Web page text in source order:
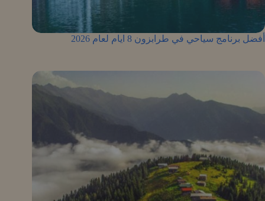
أفضل برنامج سياحي في طرابزون 8 ايام لعام 2026